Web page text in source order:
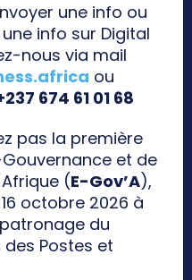
une info ou
info sur Digital
nous via mail
ou
674 61 01 68
pas la première
et de
(E-Gov’A),
octobre 2026 à
du
Postes et